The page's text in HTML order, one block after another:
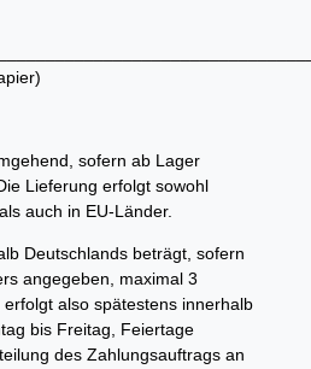
sofern ab Lager
Lieferung erfolgt sowohl
auch in EU-Länder.
Deutschlands beträgt, sofern
angegeben, maximal 3
also spätestens innerhalb
bis Freitag, Feiertage
des Zahlungsauftrags an